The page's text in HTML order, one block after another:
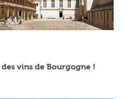
vins de Bourgogne !